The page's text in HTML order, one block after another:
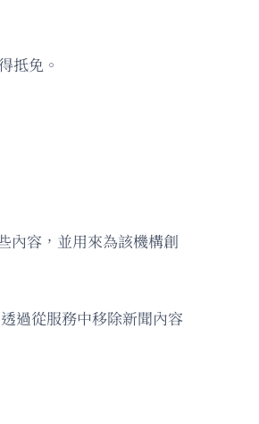
抵免。
內容，並用來為該機構創
過從服務中移除新聞內容